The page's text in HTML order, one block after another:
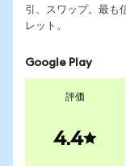
引、スワップ。最も
レット。
Google Play
評価
4.4